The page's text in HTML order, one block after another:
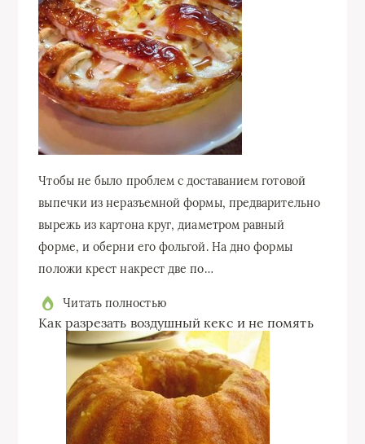
Чтобы не было проблем с доставанием готовой
выпечки из неразъемной формы, предварительно
вырежь из картона круг, диаметром равный
форме, и оберни его фольгой. На дно формы
положи крест накрест две по…
Читать полностью
Как разрезать воздушный кекс и не помять